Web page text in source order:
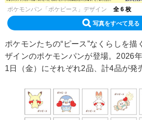
ポケモンパン「ポケピース」デザイン 全 6 枚
写真をすべて見る
ポケモンたちの“ピース”なくらしを描
ザインのポケモンパンが登場。2026
1日（金）にそれぞれ2品、計4品が発